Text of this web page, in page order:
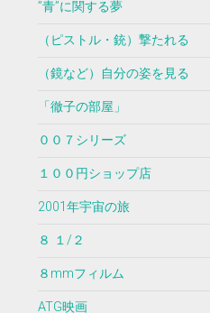
”青”に関する夢
（ピストル・銃）撃たれる
（鏡など）自分の姿を見る
「徹子の部屋」
００７シリーズ
１００円ショップ店
2001年宇宙の旅
８ １/２
８mmフィルム
ATG映画